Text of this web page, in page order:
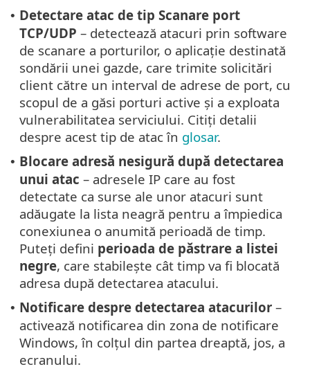
• Detectare atac de tip Scanare port
TCP/UDP – detectează atacuri prin software
de scanare a porturilor, o aplicație destinată
sondării unei gazde, care trimite solicitări
client către un interval de adrese de port, cu
scopul de a găsi porturi active și a exploata
vulnerabilitatea serviciului. Citiți detalii
despre acest tip de atac în glosar.
• Blocare adresă nesigură după detectarea
unui atac – adresele IP care au fost
detectate ca surse ale unor atacuri sunt
adăugate la lista neagră pentru a împiedica
conexiunea o anumită perioadă de timp.
Puteți defini perioada de păstrare a listei
negre, care stabilește cât timp va fi blocată
adresa după detectarea atacului.
• Notificare despre detectarea atacurilor –
activează notificarea din zona de notificare
Windows, în colțul din partea dreaptă, jos, a
ecranului.